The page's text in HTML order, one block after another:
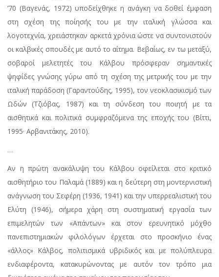
’70 (Βαγενάς, 1972) υποδείχθηκε η ανάγκη να δοθεί έμφαση
στη σχέση της ποίησής του με την ιταλική γλώσσα και
λογοτεχνία, χρειάστηκαν αρκετά χρόνια ώστε να συντονιστούν
οι καλβικές σπουδές με αυτό το αίτημα. Βεβαίως, εν τω μεταξύ,
σοβαροί μελετητές του Κάλβου πρόσφεραν σημαντικές
ψηφίδες γνώσης γύρω από τη σχέση της μετρικής του με την
ιταλική παράδοση (Γαραντούδης, 1995), τον νεοκλασικισμό των
Ωδών (Τζιόβας, 1987) και τη σύνδεση του ποιητή με τα
αισθητικά και πολιτικά συμφραζόμενα της εποχής του (Βίττι,
1995· Αρβανιτάκης, 2010).
…
Αν η πρώτη ανακάλυψη του Κάλβου οφείλεται στο κριτικό
αισθητήριο του Παλαμά (1889) και η δεύτερη στη μοντερνιστική
ανάγνωση του Σεφέρη (1936, 1941) και την υπερρεαλιστική του
Ελύτη (1946), σήμερα χάρη στη συστηματική εργασία των
επιμελητών των «Απάντων» και στον ερευνητικό μόχθο
πανεπιστημιακών φιλολόγων έρχεται στο προσκήνιο ένας
«άλλος» Κάλβος, πολιτισμικά υβριδικός και με πολύπλευρα
ενδιαφέροντα, κατακυρώνοντας με αυτόν τον τρόπο μια